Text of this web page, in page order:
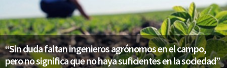
“Sin duda faltan ingenieros agrónomos en el campo,
pero no significa que no haya suficientes en la sociedad”